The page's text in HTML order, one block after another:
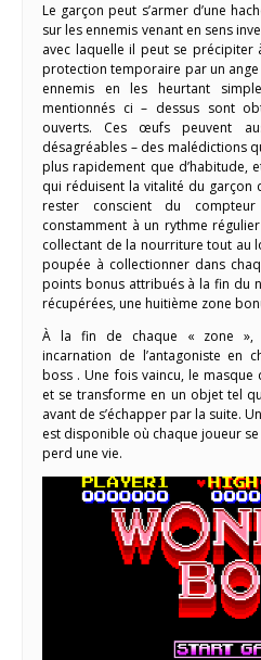
Le garçon peut s’armer d’une
sur les ennemis venant en sens
avec laquelle il peut se précipiter
protection temporaire par un
ennemis en les heurtant
mentionnés ci – dessus sont
ouverts. Ces œufs peuvent
désagréables – des malédictions
plus rapidement que d’habitude,
qui réduisent la vitalité du garçon
rester conscient du
constamment à un rythme
collectant de la nourriture tout au
poupée à collectionner dans
points bonus attribués à la fin du
récupérées, une huitième zone
À la fin de chaque « zone »,
incarnation de l’antagoniste en
boss . Une fois vaincu, le masque
et se transforme en un objet tel
avant de s’échapper par la suite.
est disponible où chaque joueur
perd une vie.